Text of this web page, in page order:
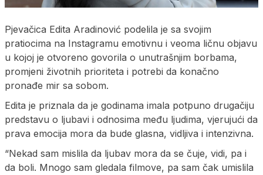
Pjevačica Edita Aradinović podelila je sa svojim
pratiocima na Instagramu emotivnu i veoma ličnu objavu
u kojoj je otvoreno govorila o unutrašnjim borbama,
promjeni životnih prioriteta i potrebi da konačno
pronađe mir sa sobom.
Edita je priznala da je godinama imala potpuno drugačiju
predstavu o ljubavi i odnosima među ljudima, vjerujući da
prava emocija mora da bude glasna, vidljiva i intenzivna.
“Nekad sam mislila da ljubav mora da se čuje, vidi, pa i
da boli. Mnogo sam gledala filmove, pa sam čak umislila